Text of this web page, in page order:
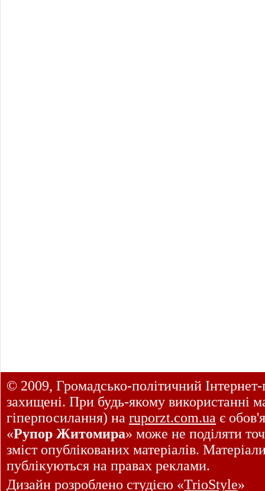
© 2009, Громадсько-політичний
захищені. При будь-якому використанні
гіперпосилання) на ruporzt.com.ua є
«Рупор Житомира» може не поділяти
зміст опублікованих матеріалів.
публікуються на правах реклами.
Дизайн розроблено студією «TrioStyle»